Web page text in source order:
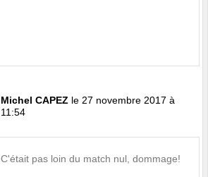
Michel CAPEZ le 27 novembre 2017 à
11:54
C'était pas loin du match nul, dommage!